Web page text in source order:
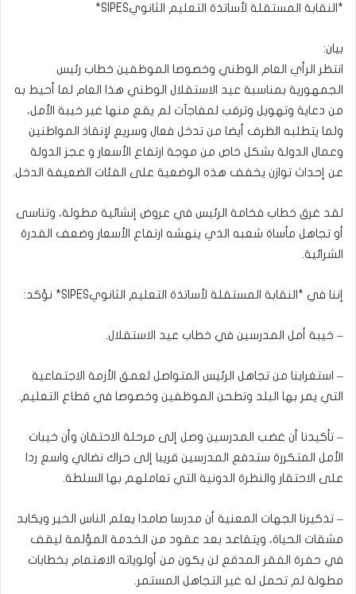
*النقابة المستقلة لأساتذة التعليم الثانويSIPES*
بيان:
انتظر الرأي العام الوطني وخصوصا الموظفين خطاب رئيس
الجمهورية بمناسبة عيد الاستقلال الوطني هذا العام لما أحيط به
من دعاية وتهويل وترقب لمفاجآت لم يقع منها غير خيبة الأمل،
ولما يتطلبه الظرف أيضا من تدخل فعال وسريع لإنقاذ المواطنين
وعمال الدولة بشكل خاص من موجة ارتفاع الأسعار و عجز الدولة
عن إحداث توازن يخفف هذه الوضعية على الفئات الضعيفة الدخل.
لقد غرق خطاب فخامة الرئيس في عروض إنشائية مطولة، وتناسى
أو تجاهل مأساة شعبه الذي ينهشه ارتفاع الأسعار وضعف القدرة
الشرائية.
إننا في *النقابة المستقلة لأساتذة التعليم الثانويSIPES* نؤكد:
– خيبة أمل المدرسين في خطاب عيد الاستقلال.
– استغرابنا من تجاهل الرئيس المتواصل لعمق الأزمة الاجتماعية
التي يمر بها البلد وتطحن الموظفين وخصوصا في قطاع التعليم.
– تأكيدنا أن غضب المدرسين وصل إلى مرحلة الاحتقان وأن خيبات
الأمل المتكررة ستدفع المدرسين قريبا إلى حراك نضالي واسع ردا
على الاحتقار والنظرة الدونية التي تعاملهم بها السلطة.
– تذكيرنا الجهات المعنية أن مدرسا صامدا يعلم الناس الخير ويكابد
مشقات الحياة، ويتقاعد بعد عقود من الخدمة المؤلمة ليقف
في حفرة الفقر المدقع لن يكون من أولوياته الاهتمام بخطابات
مطولة لم تحمل له غير التجاهل المستمر.